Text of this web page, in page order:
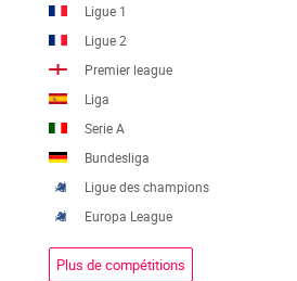
Ligue 1
Ligue 2
Premier league
Liga
Serie A
Bundesliga
Ligue des champions
Europa League
Plus de compétitions